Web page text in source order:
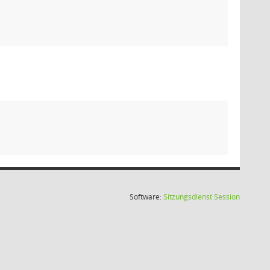
Software:SitzungsdienstSession(Wird in